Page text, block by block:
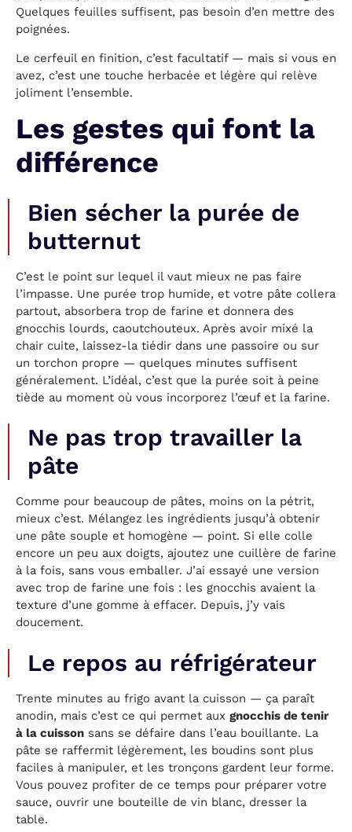
Quelques feuilles suffisent, pas besoin d’en mettre des
poignées.
Le cerfeuil en finition, c’est facultatif — mais si vous en
avez, c’est une touche herbacée et légère qui relève
joliment l’ensemble.
Les gestes qui font la
différence
Bien sécher la purée de
butternut
C’est le point sur lequel il vaut mieux ne pas faire
l’impasse. Une purée trop humide, et votre pâte collera
partout, absorbera trop de farine et donnera des
gnocchis lourds, caoutchouteux. Après avoir mixé la
chair cuite, laissez-la tiédir dans une passoire ou sur
un torchon propre — quelques minutes suffisent
généralement. L’idéal, c’est que la purée soit à peine
tiède au moment où vous incorporez l’œuf et la farine.
Ne pas trop travailler la
pâte
Comme pour beaucoup de pâtes, moins on la pétrit,
mieux c’est. Mélangez les ingrédients jusqu’à obtenir
une pâte souple et homogène — point. Si elle colle
encore un peu aux doigts, ajoutez une cuillère de farine
à la fois, sans vous emballer. J’ai essayé une version
avec trop de farine une fois : les gnocchis avaient la
texture d’une gomme à effacer. Depuis, j’y vais
doucement.
Le repos au réfrigérateur
Trente minutes au frigo avant la cuisson — ça paraît
anodin, mais c’est ce qui permet aux gnocchis de tenir
à la cuisson sans se défaire dans l’eau bouillante. La
pâte se raffermit légèrement, les boudins sont plus
faciles à manipuler, et les tronçons gardent leur forme.
Vous pouvez profiter de ce temps pour préparer votre
sauce, ouvrir une bouteille de vin blanc, dresser la
table.